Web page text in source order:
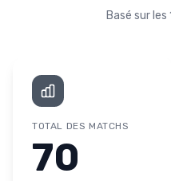
Basé sur
TOTAL DES MATCHS
70